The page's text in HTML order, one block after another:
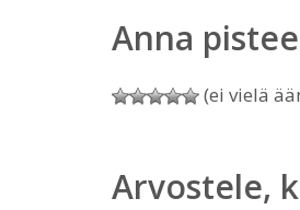
Anna
(ei vielä
Arvostele,